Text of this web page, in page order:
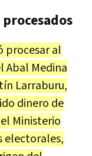
procesados
procesaral
Abal Medina
ín Larraburu,
dinero de
el Ministerio
electorales,